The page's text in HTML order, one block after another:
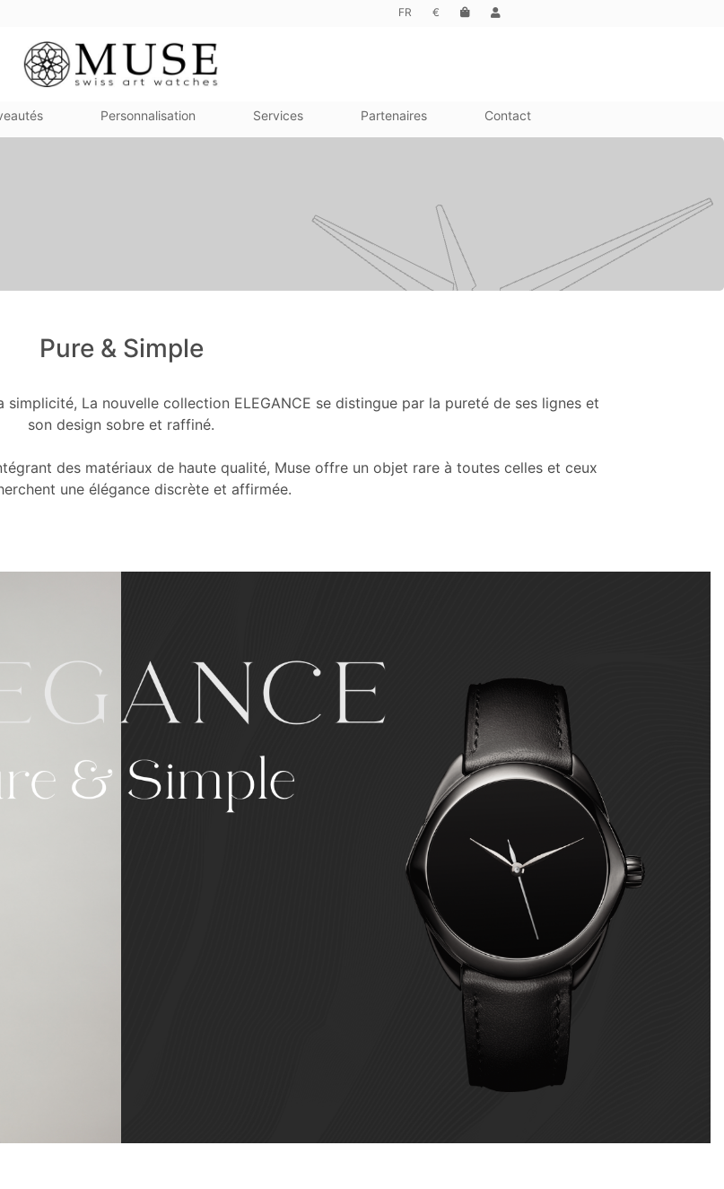
FR €
Personnalisation Services Partenaires Contact
Pure & Simple
La nouvelle collection ELEGANCE se distingue par la pureté de ses lignes et
son design sobre et raffiné.
des matériaux de haute qualité, Muse offre un objet rare à toutes celles et ceux
une élégance discrète et affirmée.